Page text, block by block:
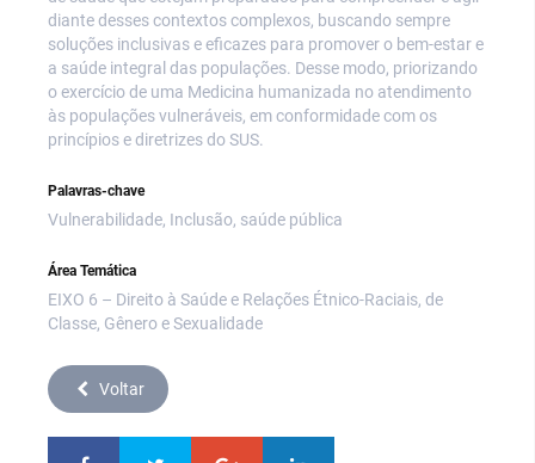
diante desses contextos complexos, buscando sempre
soluções inclusivas e eficazes para promover o bem-estar e
a saúde integral das populações. Desse modo, priorizando
o exercício de uma Medicina humanizada no atendimento
às populações vulneráveis, em conformidade com os
princípios e diretrizes do SUS.
Palavras-chave
Vulnerabilidade, Inclusão, saúde pública
Área Temática
EIXO 6 – Direito à Saúde e Relações Étnico-Raciais, de
Classe, Gênero e Sexualidade
Voltar